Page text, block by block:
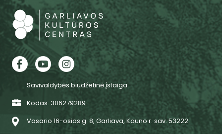
Savivaldybės biudžetinė įstaiga.
Kodas: 306279289
Vasario 16-osios g. 8, Garliava, Kauno r. sav. 53222